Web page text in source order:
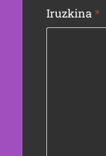
Iruzkina *